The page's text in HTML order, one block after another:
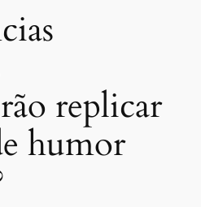
replicar
humor